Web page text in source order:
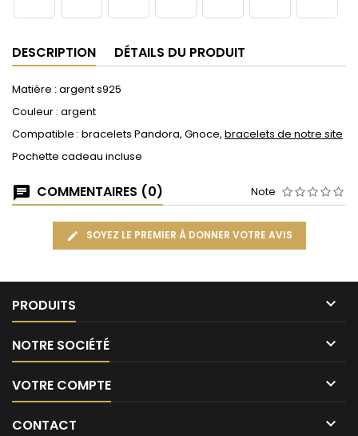
DESCRIPTION DÉTAILS DU PRODUIT
Matière : argent s925
Couleur : argent
Compatible : bracelets Pandora, Gnoce, bracelets de notre site
Pochette cadeau incluse
COMMENTAIRES (0) Note
SOYEZ LE PREMIER À DONNER VOTRE AVIS
PRODUITS 
NOTRE SOCIÉTÉ 
VOTRE COMPTE 
CONTACT 